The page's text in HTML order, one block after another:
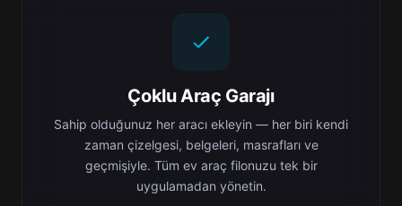
Çoklu Araç Garajı
Sahip olduğunuz her aracı ekleyin — her biri kendi
zaman çizelgesi, belgeleri, masrafları ve
geçmişiyle. Tüm ev araç filonuzu tek bir
uygulamadan yönetin.